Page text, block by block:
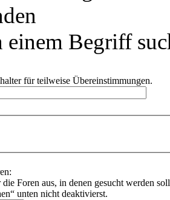
einem Begriff
für teilweise Übereinstimmungen.
Foren aus, in denen gesucht werden
unten nicht deaktivierst.